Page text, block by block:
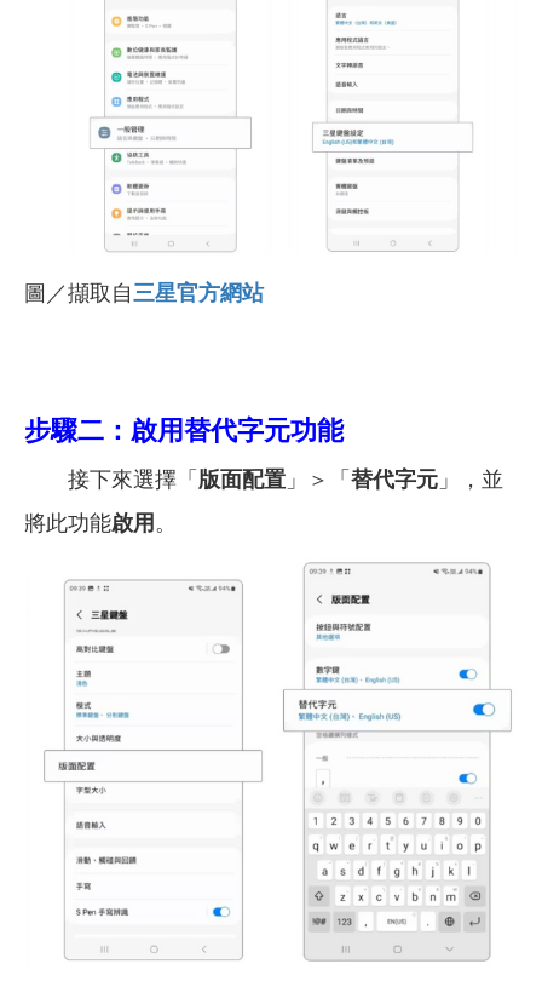
圖／擷取自 三星官方網站
步驟二：啟用替代字元功能
接下來選擇「 版面配置 」＞「 替代字元 」，並
將此功能啟用 。